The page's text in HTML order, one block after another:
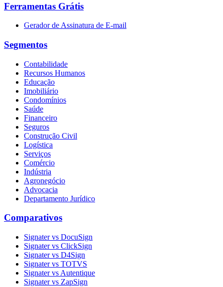
Ferramentas Grátis
Gerador de Assinatura de E-mail
Segmentos
Contabilidade
Recursos Humanos
Educação
Imobiliário
Condomínios
Saúde
Financeiro
Seguros
Construção Civil
Logística
Serviços
Comércio
Indústria
Agronegócio
Advocacia
Departamento Jurídico
Comparativos
Signater vs DocuSign
Signater vs ClickSign
Signater vs D4Sign
Signater vs TOTVS
Signater vs Autentique
Signater vs ZapSign